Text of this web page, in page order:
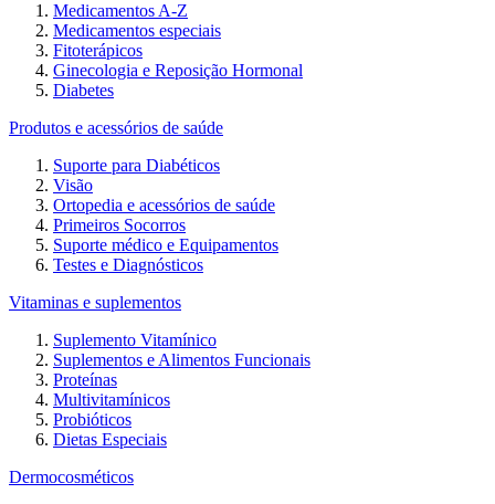
Medicamentos A-Z
Medicamentos especiais
Fitoterápicos
Ginecologia e Reposição Hormonal
Diabetes
Produtos e acessórios de saúde
Suporte para Diabéticos
Visão
Ortopedia e acessórios de saúde
Primeiros Socorros
Suporte médico e Equipamentos
Testes e Diagnósticos
Vitaminas e suplementos
Suplemento Vitamínico
Suplementos e Alimentos Funcionais
Proteínas
Multivitamínicos
Probióticos
Dietas Especiais
Dermocosméticos